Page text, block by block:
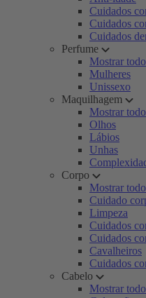
Cuidados
Cuidados
Cuidados
Perfume
Mostrar
Mulheres
Unissexo
Maquilhagem
Mostrar
Olhos
Lábios
Unhas
Corpo
Mostrar
Cuidado
Limpeza
Cuidados
Cuidados
Cavalheiros
Cuidados
Cabelo
Mostrar